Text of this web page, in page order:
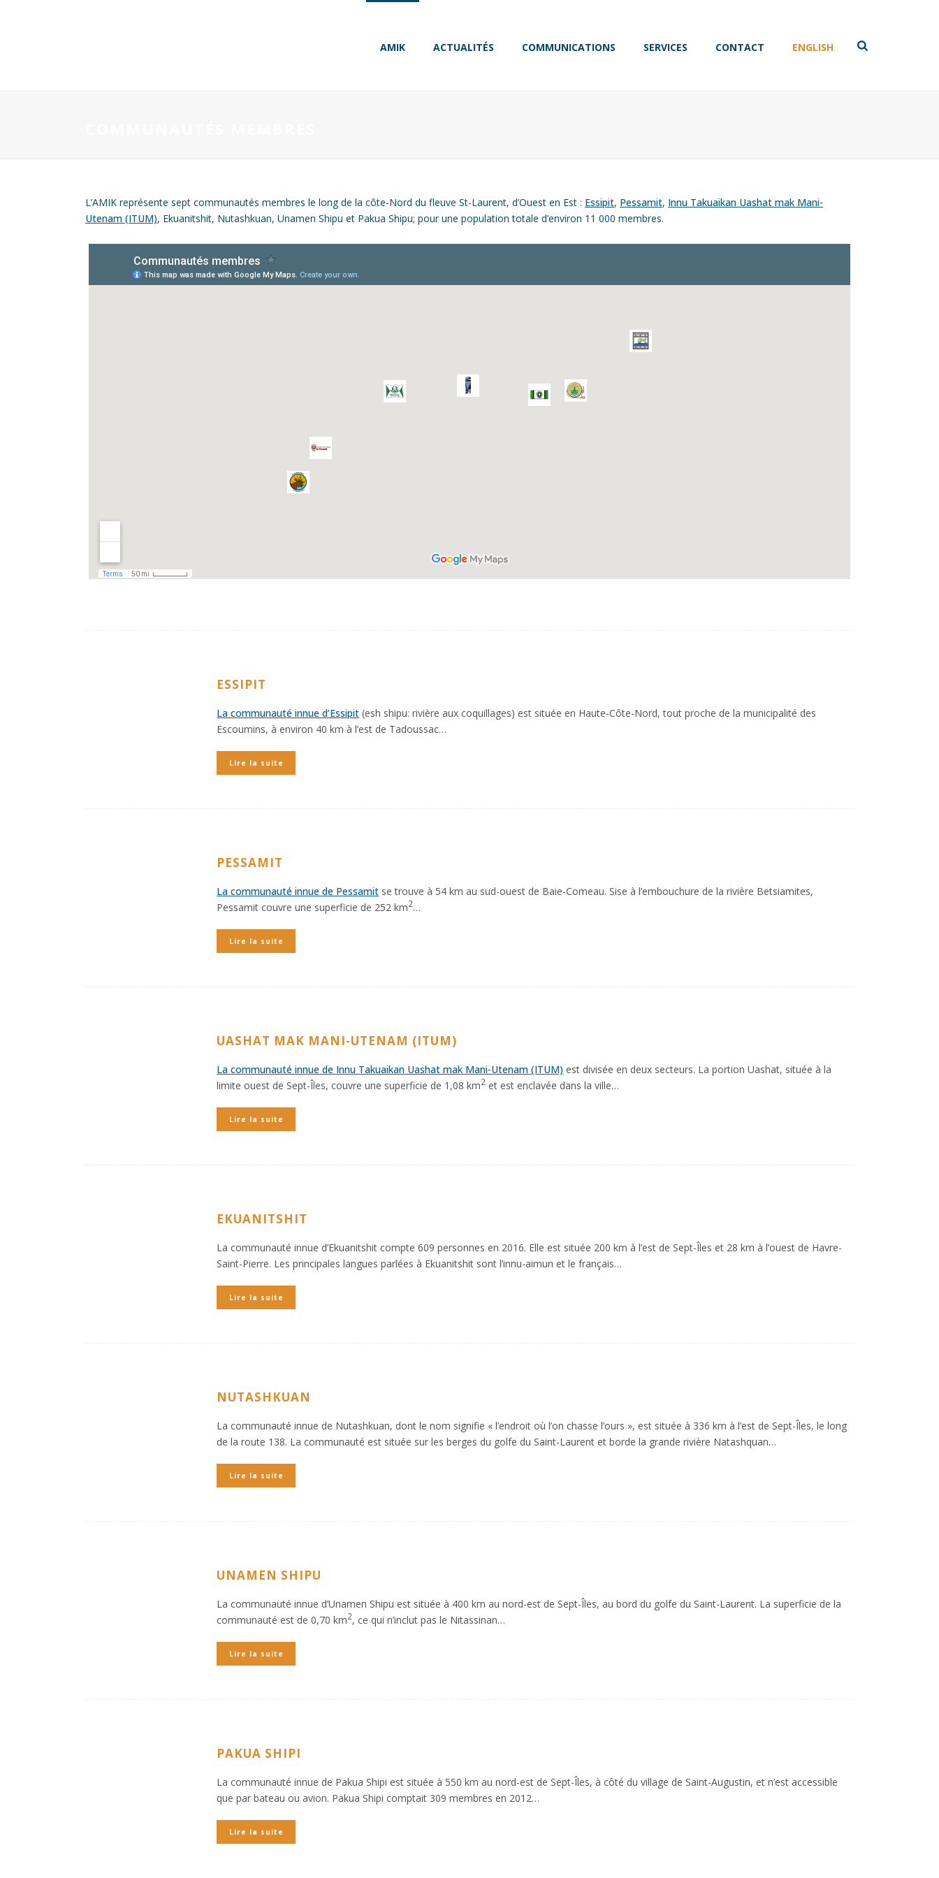
AMIK ACTUALITÉS COMMUNICATIONS SERVICES CONTACT ENGLISH
L’AMIK représente sept communautés membres le long de la côte-Nord du fleuve St-Laurent, d’Ouest en Est : Essipit, Pessamit, Innu Takuaikan Uashat mak Mani-
Utenam (ITUM), Ekuanitshit, Nutashkuan, Unamen Shipu et Pakua Shipu; pour une population totale d’environ 11 000 membres.
ESSIPIT
La communauté innue d’Essipit (esh shipu: rivière aux coquillages) est située en Haute-Côte-Nord, tout proche de la municipalité des
Escoumins, à environ 40 km à l’est de Tadoussac…
Lire la suite
PESSAMIT
La communauté innue de Pessamit se trouve à 54 km au sud-ouest de Baie-Comeau. Sise à l’embouchure de la rivière Betsiamites,
Pessamit couvre une superficie de 252 km2…
Lire la suite
UASHAT MAK MANI-UTENAM (ITUM)
La communauté innue de Innu Takuaikan Uashat mak Mani-Utenam (ITUM) est divisée en deux secteurs. La portion Uashat, située à la
limite ouest de Sept-Îles, couvre une superficie de 1,08 km2 et est enclavée dans la ville…
Lire la suite
EKUANITSHIT
La communauté innue d’Ekuanitshit compte 609 personnes en 2016. Elle est située 200 km à l’est de Sept-Îles et 28 km à l’ouest de Havre-
Saint-Pierre. Les principales langues parlées à Ekuanitshit sont l’innu-aimun et le français…
Lire la suite
NUTASHKUAN
La communauté innue de Nutashkuan, dont le nom signifie « l’endroit où l’on chasse l’ours », est située à 336 km à l’est de Sept-Îles, le long
de la route 138. La communauté est située sur les berges du golfe du Saint-Laurent et borde la grande rivière Natashquan…
Lire la suite
UNAMEN SHIPU
La communauté innue d’Unamen Shipu est située à 400 km au nord-est de Sept-Îles, au bord du golfe du Saint-Laurent. La superficie de la
communauté est de 0,70 km2, ce qui n’inclut pas le Nitassinan…
Lire la suite
PAKUA SHIPI
La communauté innue de Pakua Shipi est située à 550 km au nord-est de Sept-Îles, à côté du village de Saint-Augustin, et n’est accessible
que par bateau ou avion. Pakua Shipi comptait 309 membres en 2012…
Lire la suite